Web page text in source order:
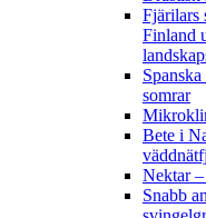
Fjärilars
Finland
somrar
Bete i
Nektar
Snabb